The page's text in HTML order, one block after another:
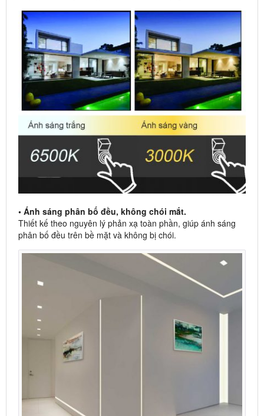
• Ánh sáng phân bố đều, không chói mắt.
Thiết kế theo nguyên lý phản xạ toàn phần, giúp ánh sáng
phân bố đều trên bề mặt và không bị chói.